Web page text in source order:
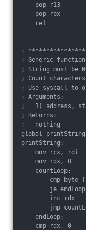
    pop r13
    pop rbx
    ret
;
; Generic
; String must be
; Count
; Use syscall to
; Arguments:
;   1) address,
; Returns:
;   nothing
global printString
printString:
    mov rcx, rdi
    mov rdx, 0
    countLoop:
cmp byte
        je endLoop
        inc rdx
jmp
    endLoop:
    cmp rdx, 0